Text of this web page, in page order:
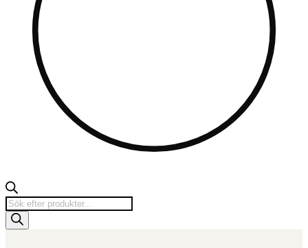
Products
search